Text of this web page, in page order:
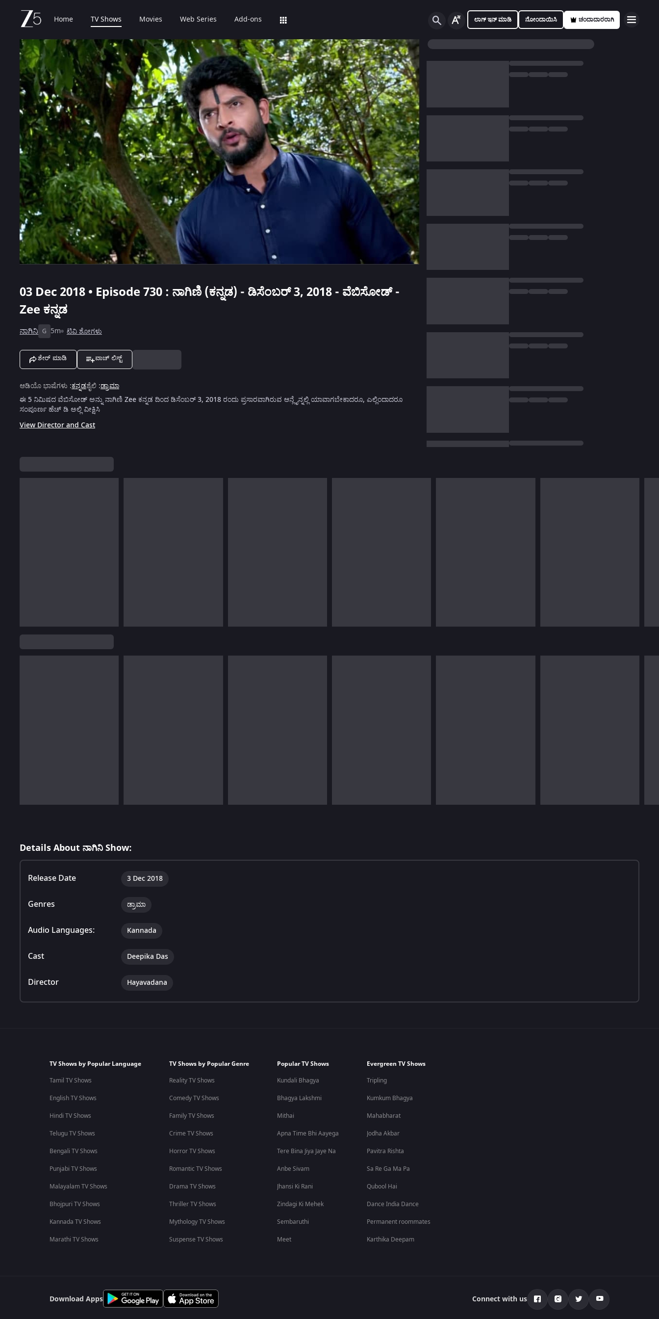
Home TV Shows Movies Web Series Add-ons ಲಾಗ್ ಇನ್ ಮಾಡಿ ನೋಂದಾಯಿಸಿ ಚಂದಾದಾರರಾಗಿ
03 Dec 2018 • Episode 730 : ನಾಗಿಣಿ (ಕನ್ನಡ) - ಡಿಸೆಂಬರ್ 3, 2018 - ವೆಬಿಸೋಡ್ -
Zee ಕನ್ನಡ
ನಾಗಿನಿ G 5m ಟಿವಿ ಶೋಗಳು
ಶೇರ್ ಮಾಡಿ ವಾಚ್ ಲಿಸ್ಟ್
ಆಡಿಯೊ ಭಾಷೆಗಳು :ಕನ್ನಡಶೈಲಿ :ಡ್ರಾಮಾ
ಈ 5 ನಿಮಿಷದ ವೆಬಿಸೋಡ್ ಅನ್ನು ನಾಗಿಣಿ Zee ಕನ್ನಡ ದಿಂದ ಡಿಸೆಂಬರ್ 3, 2018 ರಂದು ಪ್ರಸಾರವಾಗಿರುವ ಆನ್ಲೈನ್ನಲ್ಲಿ ಯಾವಾಗಬೇಕಾದರೂ, ಎಲ್ಲಿಂದಾದರೂ
ಸಂಪೂರ್ಣ ಹೆಚ್ ಡಿ ಅಲ್ಲಿ ವೀಕ್ಷಿಸಿ
View Director and Cast
Details About ನಾಗಿನಿ Show:
Release Date 3 Dec 2018
Genres ಡ್ರಾಮಾ
Audio Languages: Kannada
Cast Deepika Das
Director Hayavadana
TV Shows by Popular Language
Tamil TV Shows
English TV Shows
Hindi TV Shows
Telugu TV Shows
Bengali TV Shows
Punjabi TV Shows
Malayalam TV Shows
Bhojpuri TV Shows
Kannada TV Shows
Marathi TV Shows
TV Shows by Popular Genre
Reality TV Shows
Comedy TV Shows
Family TV Shows
Crime TV Shows
Horror TV Shows
Romantic TV Shows
Drama TV Shows
Thriller TV Shows
Mythology TV Shows
Suspense TV Shows
Popular TV Shows
Kundali Bhagya
Bhagya Lakshmi
Mithai
Apna Time Bhi Aayega
Tere Bina Jiya Jaye Na
Anbe Sivam
Jhansi Ki Rani
Zindagi Ki Mehek
Sembaruthi
Meet
Evergreen TV Shows
Tripling
Kumkum Bhagya
Mahabharat
Jodha Akbar
Pavitra Rishta
Sa Re Ga Ma Pa
Qubool Hai
Dance India Dance
Permanent roommates
Karthika Deepam
Download Apps Connect with us